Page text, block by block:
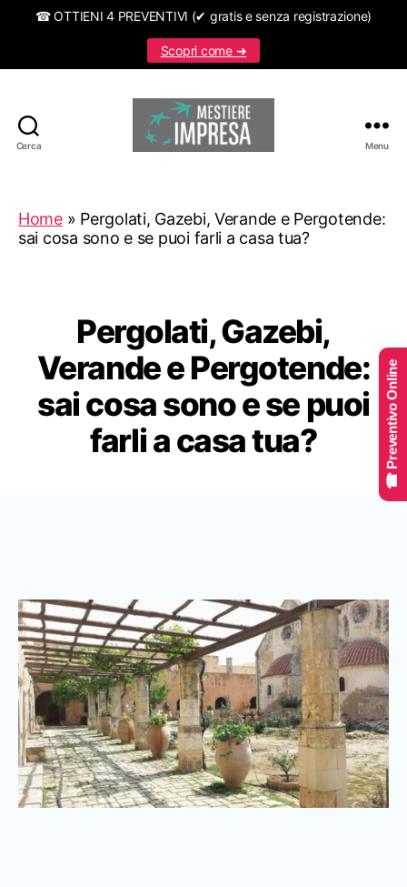
☎ OTTIENI 4 PREVENTIVI (✔ gratis e senza registrazione)
Scopri come ➜
Cerca Menu
Home» Pergolati, Gazebi, Verande e Pergotende:
sai cosa sono e se puoi farli a casa tua?
Pergolati, Gazebi,
Verande e Pergotende:
sai cosa sono e se puoi
farli a casa tua?
☎ Preventivo Online